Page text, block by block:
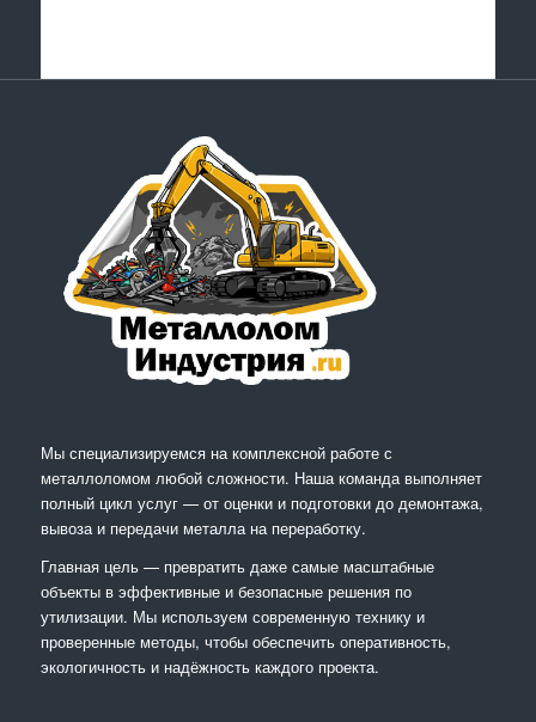
Мы специализируемся на комплексной работе с
металлоломом любой сложности. Наша команда выполняет
полный цикл услуг — от оценки и подготовки до демонтажа,
вывоза и передачи металла на переработку.
Главная цель — превратить даже самые масштабные
объекты в эффективные и безопасные решения по
утилизации. Мы используем современную технику и
проверенные методы, чтобы обеспечить оперативность,
экологичность и надёжность каждого проекта.